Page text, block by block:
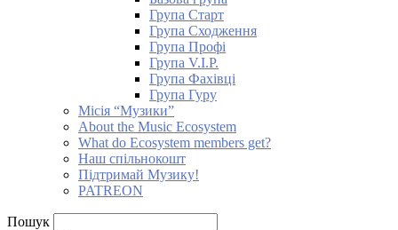
Група Старт
Група Сходження
Група Профі
Група V.I.P.
Група Фахівці
Група Гуру
Місія “Музики”
About the Music Ecosystem
What do Ecosystem members get?
Наш спільнокошт
Підтримай Музику!
PATREON
Пошук